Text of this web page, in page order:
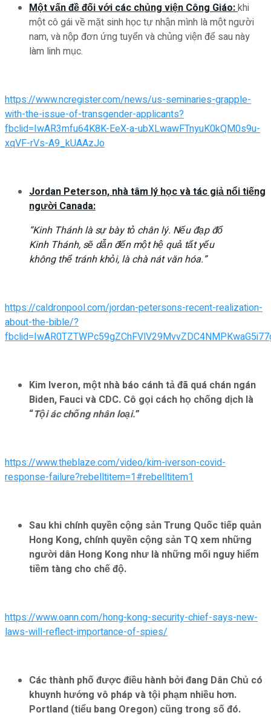
Một vấn đề đối với các chủng viện Công Giáo:khi
một cô gái về mặt sinh học tự nhận mình là một người
nam, và nộp đơn ứng tuyển và chủng viện để sau này
làm linh mục.
https://www.ncregister.com/news/us-seminaries-grapple-
with-the-issue-of-transgender-applicants?
fbclid=IwAR3mfu64K8K-EeX-a-ubXLwawFTnyuK0kQM0s9u-
xqVF-rVs-A9_kUAAzJo
Jordan Peterson, nhà tâm lý học và tác giả nổi tiếng
người Canada:
“Kinh Thánh là sự bày tỏ chân lý. Nếu đạp đổ
Kinh Thánh, sẽ dẫn đến một hệ quả tất yếu
không thể tránh khỏi, là chà nát văn hóa.”
https://caldronpool.com/jordan-petersons-recent-realization-
about-the-bible/?
Kim Iveron, một nhà báo cánh tả đã quá chán ngán
Biden, Fauci và CDC. Cô gọi cách họ chống dịch là
“Tội ác chống nhân loại.”
https://www.theblaze.com/video/kim-iverson-covid-
response-failure?rebelltitem=1#rebelltitem1
Sau khi chính quyền cộng sản Trung Quốc tiếp quản
Hong Kong, chính quyền cộng sản TQ xem những
người dân Hong Kong như là những mối nguy hiểm
tiềm tàng cho chế độ.
https://www.oann.com/hong-kong-security-chief-says-new-
laws-will-reflect-importance-of-spies/
Các thành phố được điều hành bởi đang Dân Chủ có
khuynh hướng vô pháp và tội phạm nhiều hơn.
Portland (tiểu bang Oregon) cũng trong số đó.